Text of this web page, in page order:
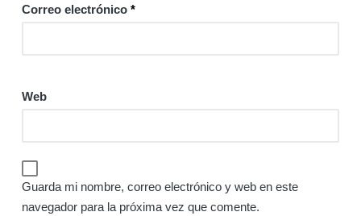
Correo electrónico *
Web
Guarda mi nombre, correo electrónico y web en este
navegador para la próxima vez que comente.